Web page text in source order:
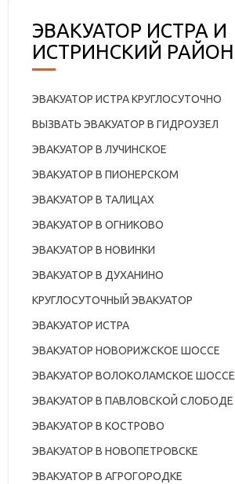
ЭВАКУАТОР ИСТРА И
ИСТРИНСКИЙ РАЙОН
ЭВАКУАТОР ИСТРА КРУГЛОСУТОЧНО
ВЫЗВАТЬ ЭВАКУАТОР В ГИДРОУЗЕЛ
ЭВАКУАТОР В ЛУЧИНСКОЕ
ЭВАКУАТОР В ПИОНЕРСКОМ
ЭВАКУАТОР В ТАЛИЦАХ
ЭВАКУАТОР В ОГНИКОВО
ЭВАКУАТОР В НОВИНКИ
ЭВАКУАТОР В ДУХАНИНО
КРУГЛОСУТОЧНЫЙ ЭВАКУАТОР
ЭВАКУАТОР ИСТРА
ЭВАКУАТОР НОВОРИЖСКОЕ ШОССЕ
ЭВАКУАТОР ВОЛОКОЛАМСКОЕ ШОССЕ
ЭВАКУАТОР В ПАВЛОВСКОЙ СЛОБОДЕ
ЭВАКУАТОР В КОСТРОВО
ЭВАКУАТОР В НОВОПЕТРОВСКЕ
ЭВАКУАТОР В АГРОГОРОДКЕ